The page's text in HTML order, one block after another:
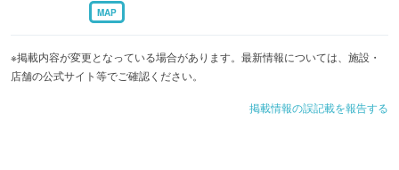
MAP
※掲載内容が変更となっている場合があります。最新情報については、施設・
店舗の公式サイト等でご確認ください。
掲載情報の誤記載を報告する